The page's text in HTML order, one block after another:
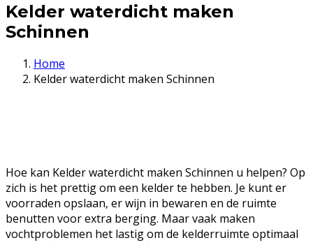
Kelder waterdicht maken
Schinnen
Home
Kelder waterdicht maken Schinnen
Hoe kan Kelder waterdicht maken Schinnen u helpen? Op
zich is het prettig om een kelder te hebben. Je kunt er
voorraden opslaan, er wijn in bewaren en de ruimte
benutten voor extra berging. Maar vaak maken
vochtproblemen het lastig om de kelderruimte optimaal